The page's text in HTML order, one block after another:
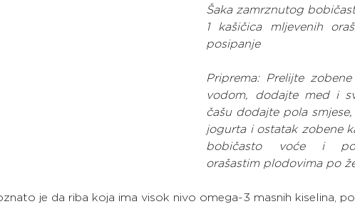
Šaka zamrznutog
1 kašičica mljevenih
posipanje
Priprema: Prelijte
vodom, dodajte med i
čašu dodajte pola
jogurta i ostatak zobene
bobičasto voće i
orašastim plodovima po
je da riba koja ima visok nivo omega-3 masnih kiselina,